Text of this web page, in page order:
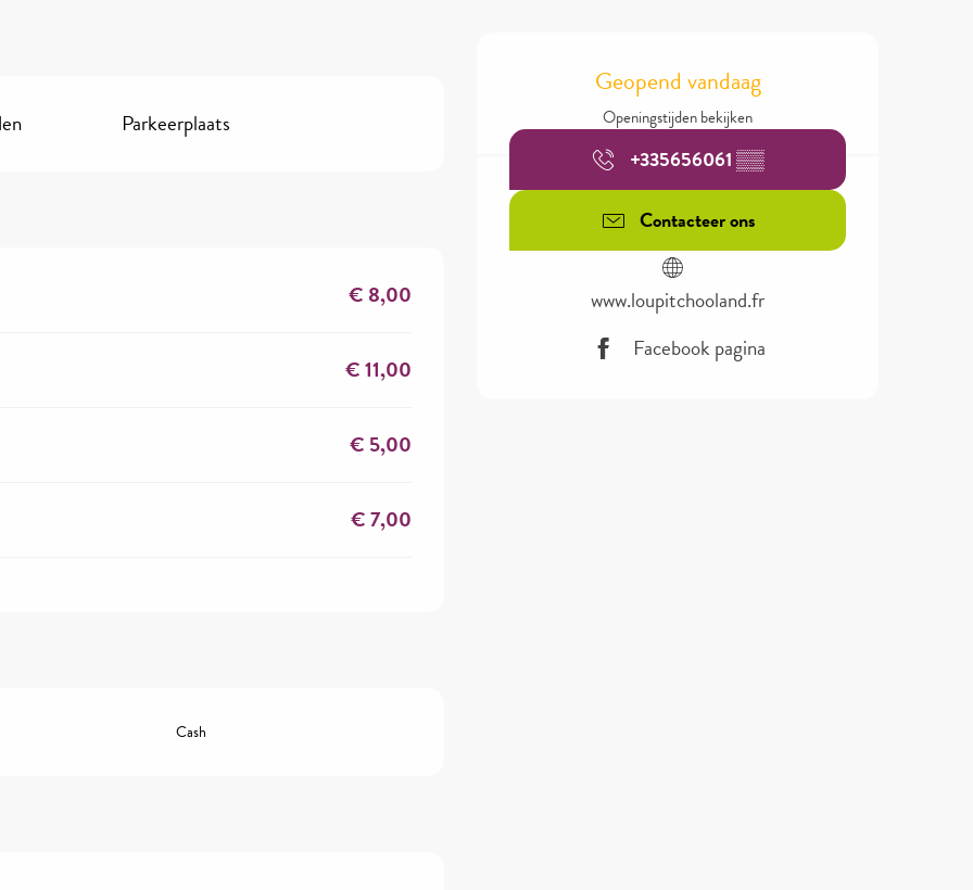
Openingstijden en
Geopend vandaag
Openingstijden bekijken
+335656061▒▒
Contacteer ons
www.loupitchooland.fr
Facebook pagina
Parkeerplaats
€ 8,00
€ 11,00
€ 5,00
€ 7,00
Cash